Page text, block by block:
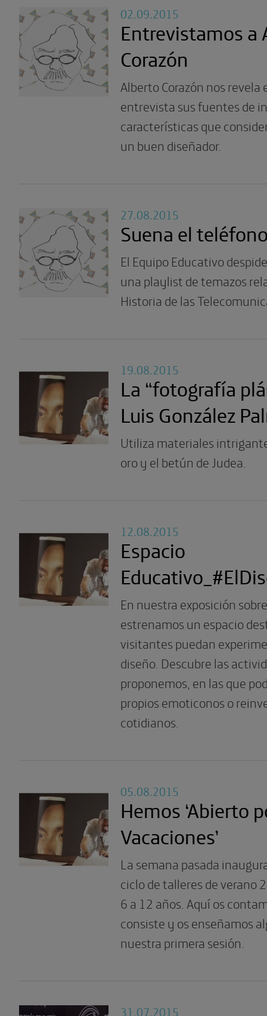
02.09.2015
Entrevistamos a
Corazón
Alberto Corazón nos revela
entrevista sus fuentes de
características que
un buen diseñador.
27.08.2015
Suena el
El Equipo Educativo
una playlist de temazos
Historia de las
19.08.2015
La “fotografía
Luis González
Utiliza materiales
oro y el betún de Judea.
12.08.2015
Espacio
En nuestra exposición
estrenamos un espacio
visitantes puedan
diseño. Descubre las
proponemos, en las que
propios emoticonos o
cotidianos.
05.08.2015
Hemos ‘Abierto
Vacaciones’
La semana pasada
ciclo de talleres de verano
6 a 12 años. Aquí os
consiste y os enseñamos
nuestra primera sesión.
31.07.2015